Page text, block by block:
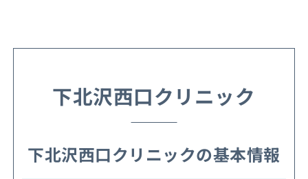
下北沢西口クリニック
下北沢西口クリニックの基本情報